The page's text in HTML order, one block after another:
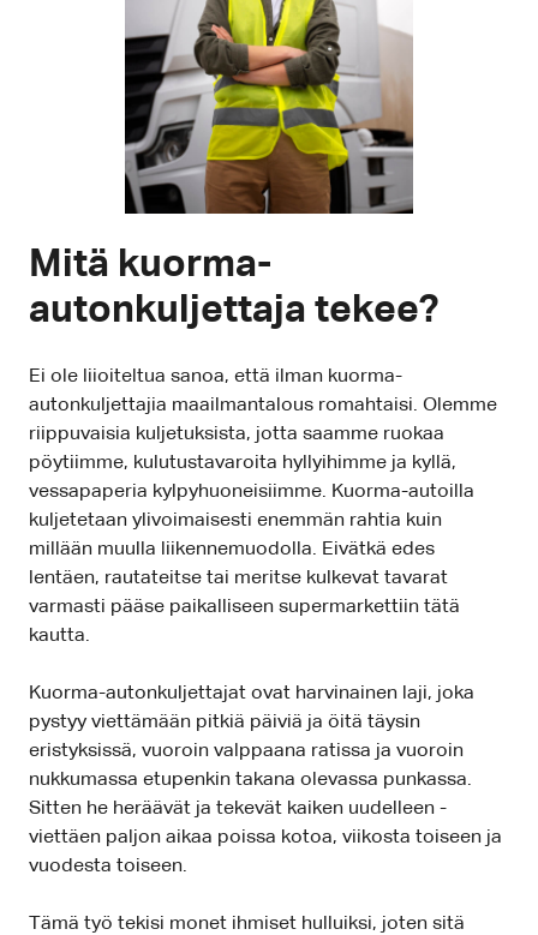
Mitä kuorma-
autonkuljettaja tekee?
Ei ole liioiteltua sanoa, että ilman kuorma-
autonkuljettajia maailmantalous romahtaisi. Olemme
riippuvaisia kuljetuksista, jotta saamme ruokaa
pöytiimme, kulutustavaroita hyllyihimme ja kyllä,
vessapaperia kylpyhuoneisiimme. Kuorma-autoilla
kuljetetaan ylivoimaisesti enemmän rahtia kuin
millään muulla liikennemuodolla. Eivätkä edes
lentäen, rautateitse tai meritse kulkevat tavarat
varmasti pääse paikalliseen supermarkettiin tätä
kautta.
Kuorma-autonkuljettajat ovat harvinainen laji, joka
pystyy viettämään pitkiä päiviä ja öitä täysin
eristyksissä, vuoroin valppaana ratissa ja vuoroin
nukkumassa etupenkin takana olevassa punkassa.
Sitten he heräävät ja tekevät kaiken uudelleen -
viettäen paljon aikaa poissa kotoa, viikosta toiseen ja
vuodesta toiseen.
Tämä työ tekisi monet ihmiset hulluiksi, joten sitä